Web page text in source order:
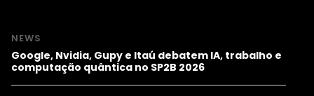
NEWS
Google, Nvidia, Gupy e Itaú debatem IA, trabalho e
computação quântica no SP2B 2026